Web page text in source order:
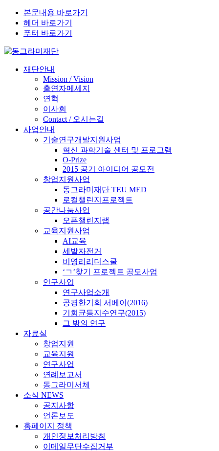
본문내용 바로가기
헤더 바로가기
푸터 바로가기
재단안내
Mission / Vision
출연자메세지
연혁
이사회
Contact / 오시는길
사업안내
기술연구개발지원사업
혁신 과학기술 센터 및 프로그램
O-Prize
2015 공기 아이디어 공모전
창업지원사업
동그라미재단 TEU MED
로컬챌린지프로젝트
공간나눔사업
오픈챌린지랩
교육지원사업
AI교육
세발자전거
비영리리더스쿨
‘ㄱ’찾기 프로젝트 공모사업
연구사업
연구사업소개
공평한기회 서베이(2016)
기회균등지수연구(2015)
그 밖의 연구
자료실
창업지원
교육지원
연구사업
연례보고서
동그라미서체
소식 NEWS
공지사항
언론보도
홈페이지 정책
개인정보처리방침
이메일무단수집거부